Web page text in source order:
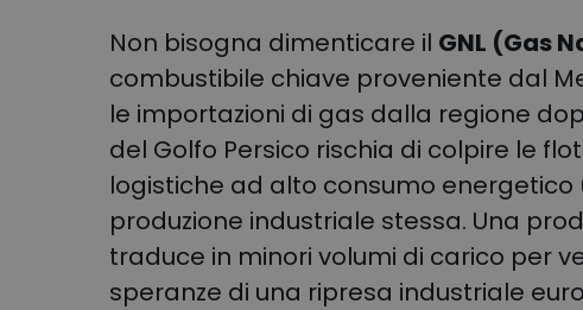
Non bisogna dimenticare il GNL (Gas
combustibile chiave proveniente dal
le importazioni di gas dalla regione
del Golfo Persico rischia di colpire le
logistiche ad alto consumo energetico
produzione industriale stessa. Una
traduce in minori volumi di carico per
speranze di una ripresa industriale